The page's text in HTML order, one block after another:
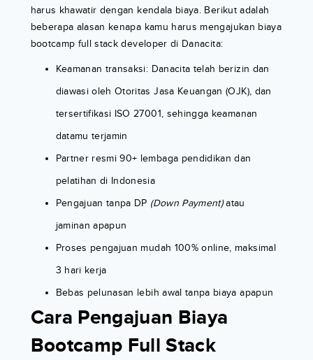
harus khawatir dengan kendala biaya. Berikut adalah
beberapa alasan kenapa kamu harus mengajukan biaya
bootcamp full stack developer di Danacita:
Keamanan transaksi: Danacita telah berizin dan
diawasi oleh Otoritas Jasa Keuangan (OJK), dan
tersertifikasi ISO 27001, sehingga keamanan
datamu terjamin
Partner resmi 90+ lembaga pendidikan dan
pelatihan di Indonesia
Pengajuan tanpa DP (Down Payment)atau
jaminan apapun
Proses pengajuan mudah 100% online, maksimal
3 hari kerja
Bebas pelunasan lebih awal tanpa biaya apapun
Cara Pengajuan Biaya
Bootcamp Full Stack